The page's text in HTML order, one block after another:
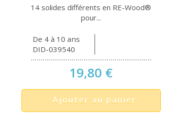
14 solides différents en RE-Wood®
pour...
De 4 à 10 ans
DID-039540
19,80 €
Ajouter au panier